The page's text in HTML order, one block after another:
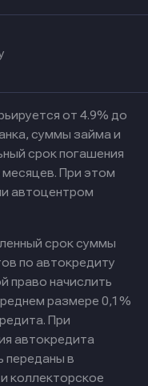
от 4.9% до
суммы займа и
срок погашения
При этом
автоцентром
срок суммы
по автокредиту
право начислить
размере 0,1%
При
автокредита
переданы в
коллекторское